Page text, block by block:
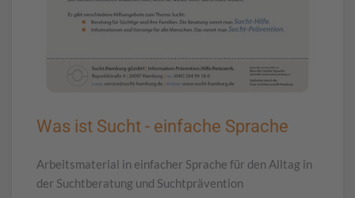
Was ist Sucht - einfache Sprache
Arbeitsmaterial in einfacher Sprache für den Alltag in
der Suchtberatung und Suchtprävention